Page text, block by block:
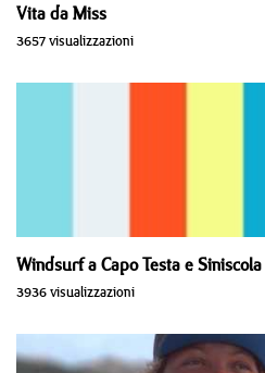
Vita da Miss
3657 visualizzazioni
Windsurf a Capo Testa e Siniscola
3936 visualizzazioni